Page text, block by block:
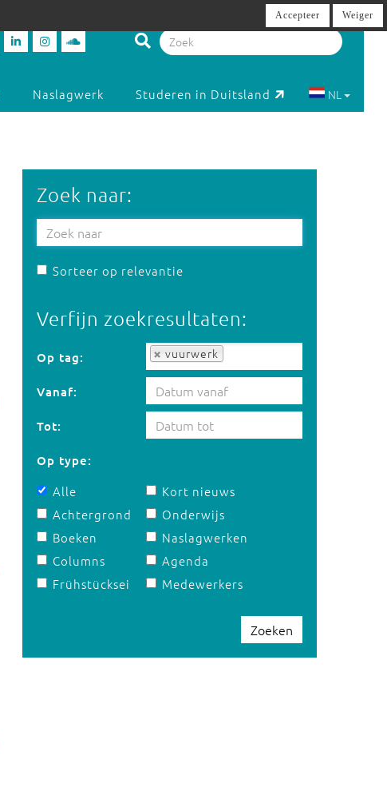
Naslagwerk Studeren in Duitsland NL
Zoek naar:
Sorteer op relevantie
Verfijn zoekresultaten:
Op tag: vuurwerk
Op tag:
Vanaf:
Tot:
Op type:
Alle
Achtergrond
Boeken
Columns
Frühstücksei
Kort nieuws
Onderwijs
Naslagwerken
Agenda
Medewerkers
Zoeken
Accepteer Weiger